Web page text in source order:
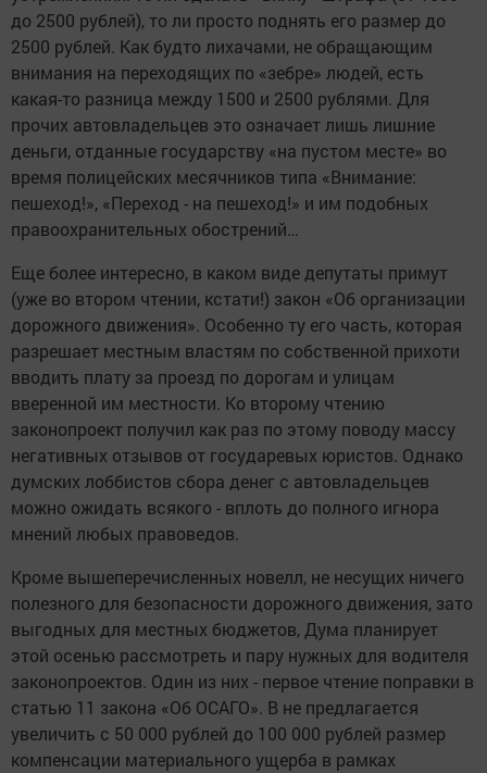
до 2500 рублей), то ли просто поднять его размер до
2500 рублей. Как будто лихачами, не обращающим
внимания на переходящих по «зебре» людей, есть
какая-то разница между 1500 и 2500 рублями. Для
прочих автовладельцев это означает лишь лишние
деньги, отданные государству «на пустом месте» во
время полицейских месячников типа «Внимание:
пешеход!», «Переход - на пешеход!» и им подобных
правоохранительных обострений…
Еще более интересно, в каком виде депутаты примут
(уже во втором чтении, кстати!) закон «Об организации
дорожного движения». Особенно ту его часть, которая
разрешает местным властям по собственной прихоти
вводить плату за проезд по дорогам и улицам
вверенной им местности. Ко второму чтению
законопроект получил как раз по этому поводу массу
негативных отзывов от государевых юристов. Однако
думских лоббистов сбора денег с автовладельцев
можно ожидать всякого - вплоть до полного игнора
мнений любых правоведов.
Кроме вышеперечисленных новелл, не несущих ничего
полезного для безопасности дорожного движения, зато
выгодных для местных бюджетов, Дума планирует
этой осенью рассмотреть и пару нужных для водителя
законопроектов. Один из них - первое чтение поправки в
статью 11 закона «Об ОСАГО». В не предлагается
увеличить с 50 000 рублей до 100 000 рублей размер
компенсации материального ущерба в рамках